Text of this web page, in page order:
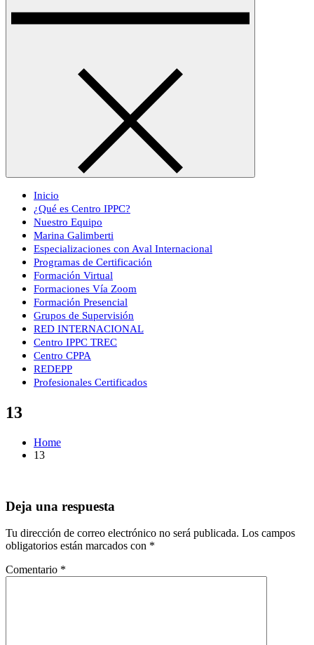
Inicio
¿Qué es Centro IPPC?
Nuestro Equipo
Marina Galimberti
Especializaciones con Aval Internacional
Programas de Certificación
Formación Virtual
Formaciones Vía Zoom
Formación Presencial
Grupos de Supervisión
RED INTERNACIONAL
Centro IPPC TREC
Centro CPPA
REDEPP
Profesionales Certificados
13
Home
13
Deja una respuesta
Tu dirección de correo electrónico no será publicada. Los campos
obligatorios están marcados con *
Comentario *